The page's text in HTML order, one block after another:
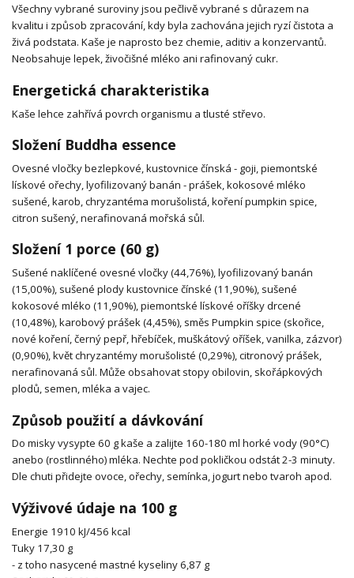
Všechny vybrané suroviny jsou pečlivě vybrané s důrazem na
kvalitu i způsob zpracování, kdy byla zachována jejich ryzí čistota a
živá podstata. Kaše je naprosto bez chemie, aditiv a konzervantů.
Neobsahuje lepek, živočišné mléko ani rafinovaný cukr.
Energetická charakteristika
Kaše lehce zahřívá povrch organismu a tlusté střevo.
Složení Buddha essence
Ovesné vločky bezlepkové, kustovnice čínská - goji, piemontské
lískové ořechy, lyofilizovaný banán - prášek, kokosové mléko
sušené, karob, chryzantéma morušolistá, koření pumpkin spice,
citron sušený, nerafinovaná mořská sůl.
Složení 1 porce (60 g)
Sušené naklíčené ovesné vločky (44,76%), lyofilizovaný banán
(15,00%), sušené plody kustovnice čínské (11,90%), sušené
kokosové mléko (11,90%), piemontské lískové oříšky drcené
(10,48%), karobový prášek (4,45%), směs Pumpkin spice (skořice,
nové koření, černý pepř, hřebíček, muškátový oříšek, vanilka, zázvor)
(0,90%), květ chryzantémy morušolisté (0,29%), citronový prášek,
nerafinovaná sůl. Může obsahovat stopy obilovin, skořápkových
plodů, semen, mléka a vajec.
Způsob použití a dávkování
Do misky vysypte 60 g kaše a zalijte 160-180 ml horké vody (90°C)
anebo (rostlinného) mléka. Nechte pod pokličkou odstát 2-3 minuty.
Dle chuti přidejte ovoce, ořechy, semínka, jogurt nebo tvaroh apod.
Výživové údaje na 100 g
Energie 1910 kJ/456 kcal
Tuky 17,30 g
- z toho nasycené mastné kyseliny 6,87 g